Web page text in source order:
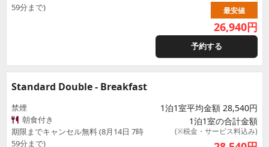
59分まで)
最安値
26,940円
予約する
Standard Double - Breakfast
禁煙
朝食付き
期限までキャンセル無料 (8月14日 7時
59分まで)
1泊1室平均金額 28,540円
1泊1室の合計金額
(※税金・サービス料込み)